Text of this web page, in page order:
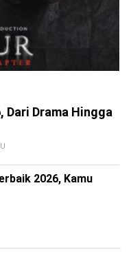
Dari Drama Hingga
2026, Kamu